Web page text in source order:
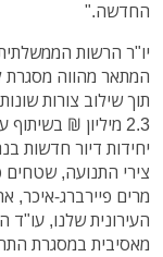
החדשה."
יו"ר הרשות
תוך שילוב צורות
2.3 מיליון ₪
יחידות דיור חדשות
צירי התנועה, שטחים
מרים פיירברג-
העירונית שלנו,
מאסיבית במסגרת